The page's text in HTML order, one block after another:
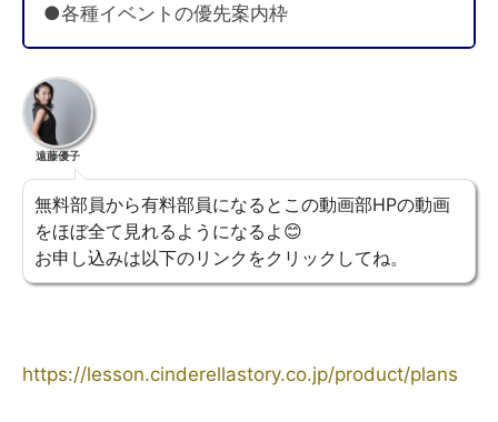
●各種イベントの優先案内枠
遠藤優子
無料部員から有料部員になるとこの動画部HPの動画
をほぼ全て見れるようになるよ😊
お申し込みは以下のリンクをクリックしてね。
https://lesson.cinderellastory.co.jp/product/plans